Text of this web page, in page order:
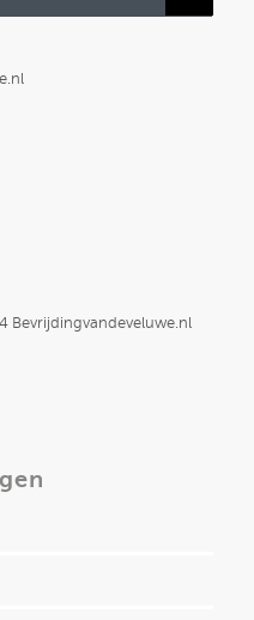
Bevrijdingvandeveluwe.nl